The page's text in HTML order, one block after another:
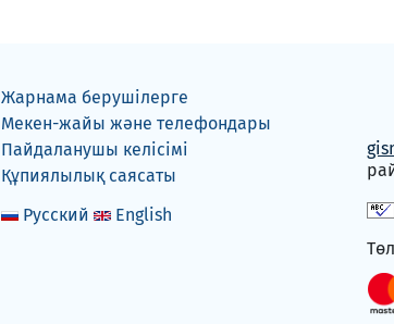
Жарнама берушілерге
Мекен-жайы және телефондары
Пайдаланушы келісімі
Құпиялылық саясаты
Русский
English